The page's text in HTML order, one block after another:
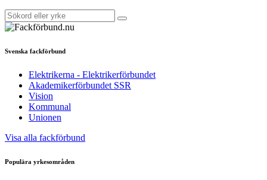
Svenska fackförbund
Elektrikerna - Elektrikerförbundet
Akademikerförbundet SSR
Vision
Kommunal
Unionen
Visa alla fackförbund
Populära yrkesområden